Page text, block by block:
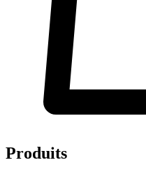
Produits